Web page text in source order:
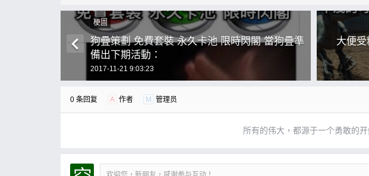
梗圖
狗疊策劃 免費套裝 永久卡池 限時閃閣 當狗疊準
備出下期活動：
2017-11-21 9:03:23
大便
0 条回复 A 作者 M 管理员
所有的伟大，都源于一个勇敢的开